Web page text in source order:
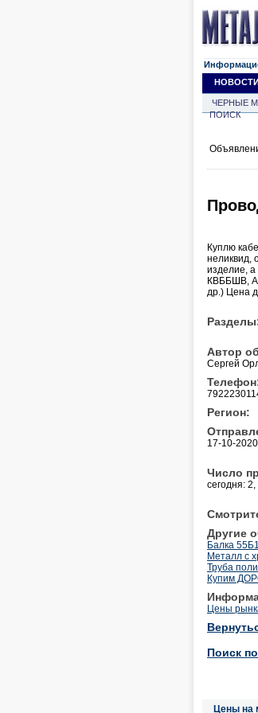
ЧЕРНЫЕ
ПОИСК
Куплю
неликвид,
изделие,
КВББШВ,
др.) Цена
Автор
Сергей
Регион:
17-10-
Число
сегодня: 2,
Другие
Балка
Металл c
Труба
Купим
Цены
Поиск
Цены на